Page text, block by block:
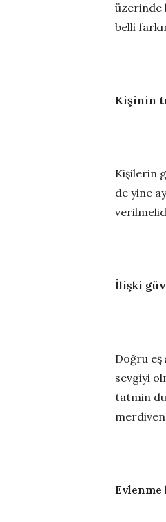
üzerinde
belli
Kişinin
Kişilerin
de yine
İlişki
Doğru eş
sevgiyi
tatmin
merdiven